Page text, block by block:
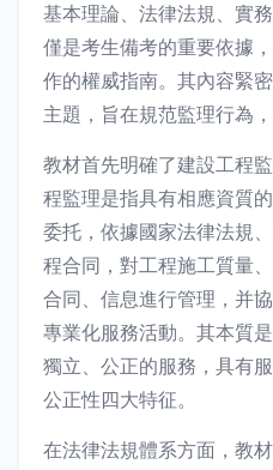
基本理論、法律法規、實
僅是考生備考的重要依據
作的權威指南。其內容緊
主題，旨在規范監理行為
教材首先明確了建設工程
程監理是指具有相應資質
委托，依據國家法律法規
程合同，對工程施工質量
合同、信息進行管理，并
專業化服務活動。其本質
獨立、公正的服務，具有
公正性四大特征。
在法律法規體系方面，教